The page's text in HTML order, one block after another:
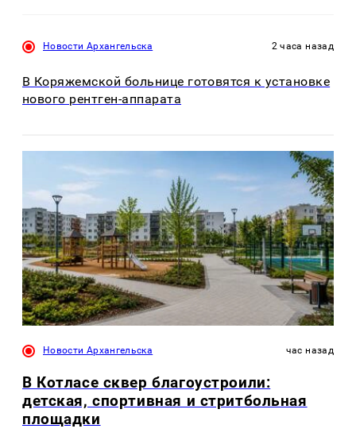
Новости Архангельска 2 часа назад
В Коряжемской больнице готовятся к установке
нового рентген-аппарата
Новости Архангельска час назад
В Котласе сквер благоустроили:
детская, спортивная и стритбольная
площадки